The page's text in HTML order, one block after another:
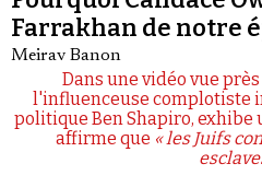
Farrakhan de notre
Meirav Banon
Dans une vidéo vue
l'influenceuse complotiste
politique Ben Shapiro,
affirme que « les Juifs